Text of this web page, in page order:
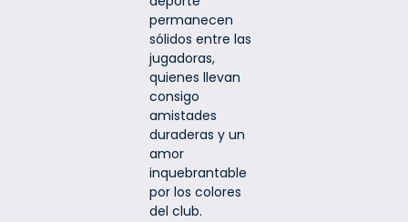
permanecen
sólidos entre las
jugadoras,
quienes llevan
consigo
amistades
duraderas y un
amor
inquebrantable
por los colores
del club.